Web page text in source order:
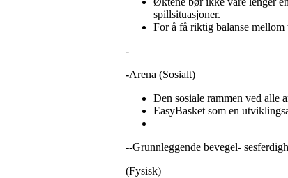
spillsituasjoner.
For å få riktig balanse
-
-Arena (Sosialt)
Den sosiale rammen ved alle
EasyBasket som en
--Grunnleggende bevegel-
(Fysisk)